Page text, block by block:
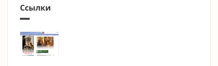
Ссылки